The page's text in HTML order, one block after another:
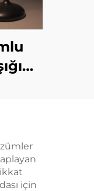
Saat
için